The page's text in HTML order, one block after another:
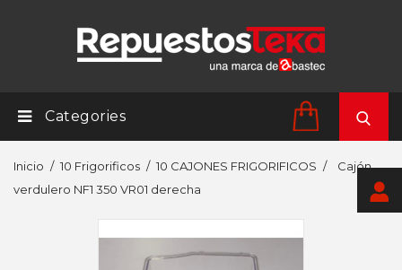
Categories
Inicio 10 Frigorificos 10 CAJONES FRIGORIFICOS
Cajón
verdulero NF1 350 VR01 derecha